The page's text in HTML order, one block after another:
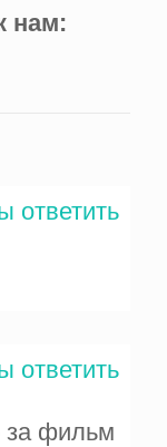
нам:
ответить
за фильм
ответить